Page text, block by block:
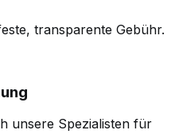
transparente Gebühr.
unsere Spezialisten für